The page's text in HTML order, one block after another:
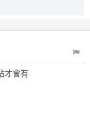
才會有